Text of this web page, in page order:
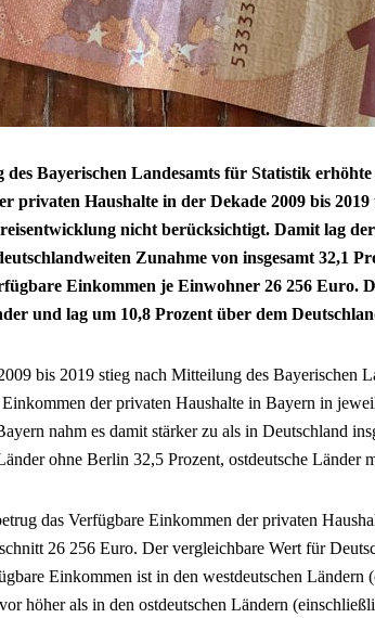
des Bayerischen Landesamts für Statistik
privaten Haushalte in der Dekade 2009 bis 2019
nicht berücksichtigt. Damit lag
Zunahme von insgesamt 32,1
Einkommen je Einwohner 26 256 Euro.
und lag um 10,8 Prozent über dem
bis 2019 stieg nach Mitteilung des Bayerischen
der privaten Haushalte in Bayern in
nahm es damit stärker zu als in Deutschland
ohne Berlin 32,5 Prozent, ostdeutsche Länder
das Verfügbare Einkommen der privaten
26 256 Euro. Der vergleichbare Wert für
Einkommen ist in den westdeutschen Ländern
höher als in den ostdeutschen Ländern